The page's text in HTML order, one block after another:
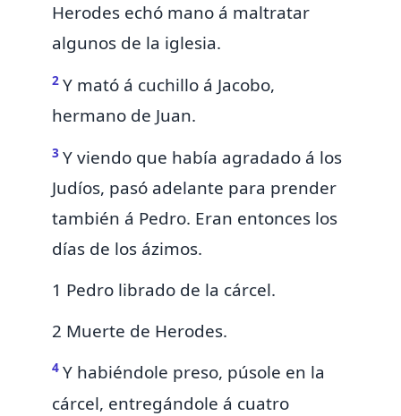
Herodes echó mano á maltratar
algunos de la iglesia.
2 Y mató á cuchillo á Jacobo,
hermano de Juan.
3 Yviendo que había agradado á los
Judíos, pasó adelante para prender
también á Pedro. Eran entonces los
días de los ázimos.
1 Pedro librado de la cárcel.
2 Muerte de Herodes.
4 Y habiéndole preso, púsole en la
cárcel, entregándole á cuatro